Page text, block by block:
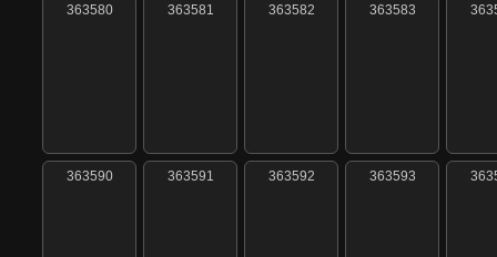
363580 363581 363582 363583
363590 363591 363592 363593